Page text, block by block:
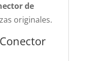
de
originales.